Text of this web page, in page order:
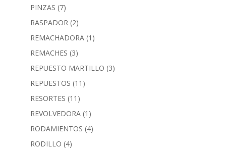
PINZAS (7)
RASPADOR (2)
REMACHADORA (1)
REMACHES (3)
REPUESTO MARTILLO (3)
REPUESTOS (11)
RESORTES (11)
REVOLVEDORA (1)
RODAMIENTOS (4)
RODILLO (4)